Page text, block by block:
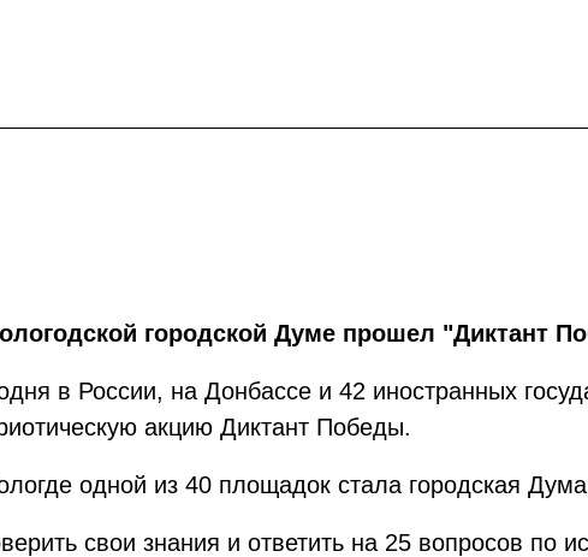
городской Думе прошел "Диктант
в России, на Донбассе и 42 иностранных
акцию Диктант Победы.
одной из 40 площадок стала городская
свои знания и ответить на 25 вопросов по